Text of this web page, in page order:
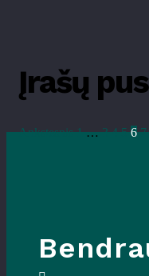
Įrašų
Ankstesnis 1 … 3 4 5 6 7